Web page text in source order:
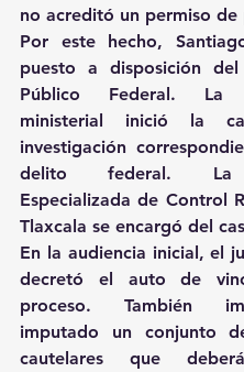
no acreditó un permiso de
Por este hecho,
puesto a disposición del
Público Federal. La
ministerial inició la
investigación
delito federal. La
Especializada de Control
Tlaxcala se encargó del
En la audiencia inicial, el
decretó el auto de
proceso. También
imputado un conjunto
cautelares que